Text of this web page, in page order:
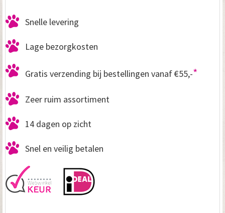
Snelle levering
Lage bezorgkosten
Gratis verzending bij bestellingen vanaf €55,-*
Zeer ruim assortiment
14 dagen op zicht
Snel en veilig betalen